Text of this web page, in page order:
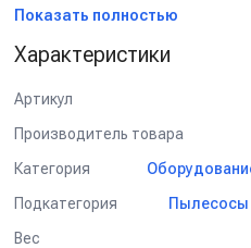
Мощность: 2х2200 Вт.
Расход воздуха: 89 л/сек.
Комплект поставки:
- Гибкий всасывающий шланг 5
- Щелевая насадка х 2 шт.
- Полиэстеровый фильтр.
Показать полностью
Характеристики
Артикул
Производитель товара
Категория
Подкатегория
Пылесосы
Вес